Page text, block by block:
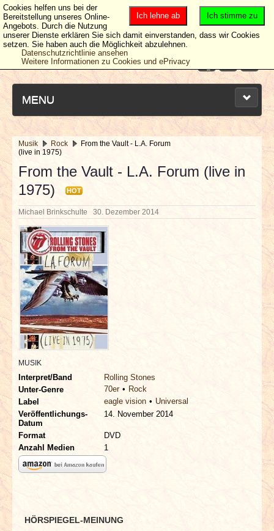
MENU
NEUESTE ARTIKEL
NEWS & DATES
BERICHTE
VERLOSUNGEN
INTERVIEWS
SPECIALS
REDAKTION
LINKS
ARCHIV
Musik Rock
From the Vault - L.A. Forum
(live in 1975)
From the Vault - L.A. Forum (live in
1975)
HOT
Michael Brinkschulte 30. Dezember 2014
MUSIK
Interpret/Band
Rolling Stones
Unter-Genre
70er
Rock
Label
eagle vision
Universal
Veröffentlichungs-
Datum
14. November 2014
Format
DVD
Anzahl Medien
1
HÖRSPIEGEL-MEINUNG
Ich stimme zu
Ich lehne ab
Cookies helfen uns bei der
Bereitstellung unseres Online-
Angebots. Durch die Nutzung
unserer Dienste erklären Sie sich damit einverstanden, dass wir Cookies
setzen. Sie haben auch die Möglichkeit abzulehnen.
Datenschutzrichtlinie ansehen
Weitere Informationen zu Cookies und ePrivacy